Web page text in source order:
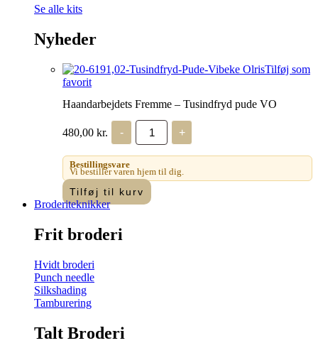
Se alle kits
Nyheder
Tilføj som
favorit
Haandarbejdets Fremme – Tusindfryd pude VO
480,00 kr. -
Haandarbejdets
Fremme
-
Tusindfryd
pude
VO
antal
+
Bestillingsvare
Vi bestiller varen hjem til dig.
Tilføj til kurv
Broderiteknikker
Frit broderi
Hvidt broderi
Punch needle
Silkshading
Tamburering
Talt Broderi